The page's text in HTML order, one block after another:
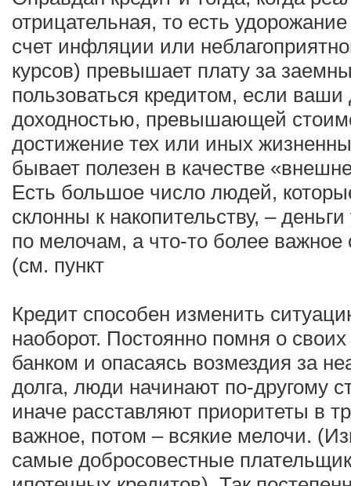
отрицательная, то есть
счет инфляции или
курсов) превышает плату за
пользоваться кредитом, если ваши
доходностью, превышающей
достижение тех или иных
бывает полезен в качестве
Есть большое число людей,
склонны к накопительству, –
по мелочам, а что-то более важное
(см. пункт
Кредит способен изменить
наоборот. Постоянно помня о
банком и опасаясь возмездия за
долга, люди начинают по-другому
иначе расставляют приоритеты в
важное, потом – всякие мелочи.
самые добросовестные